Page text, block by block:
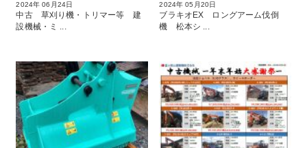
2024年 06月24日
中古 草刈り機・トリマー等 建
設機械・ミ ...
2024年 05月20日
ブラキオEX ロングアーム伐倒
機 松本シ ...